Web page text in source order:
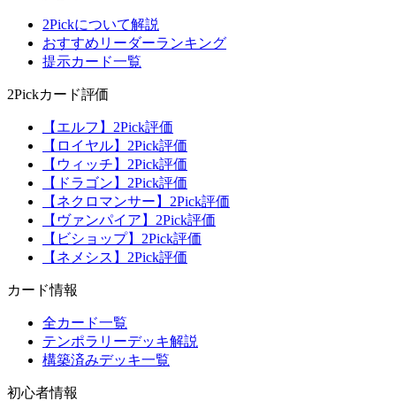
2Pickについて解説
おすすめリーダーランキング
提示カード一覧
2Pickカード評価
【エルフ】2Pick評価
【ロイヤル】2Pick評価
【ウィッチ】2Pick評価
【ドラゴン】2Pick評価
【ネクロマンサー】2Pick評価
【ヴァンパイア】2Pick評価
【ビショップ】2Pick評価
【ネメシス】2Pick評価
カード情報
全カード一覧
テンポラリーデッキ解説
構築済みデッキ一覧
初心者情報